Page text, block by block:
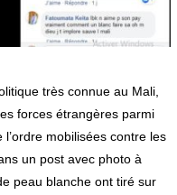
très connue au Mali,
forces étrangères parmi
mobilisées contre les
un post avec photo à
peau blanche ont tiré sur